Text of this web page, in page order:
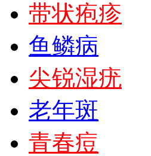
带状疱疹
鱼鳞病
尖锐湿疣
老年斑
青春痘